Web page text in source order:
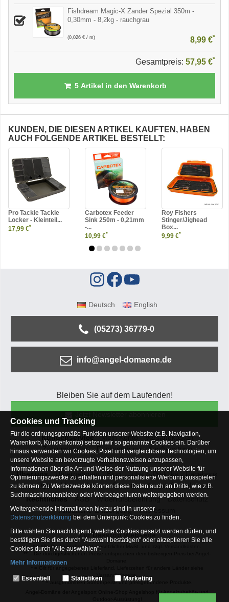
Fishdream Magic-X Zander Spezial 350m -
0,30mm - 8,2kg - rauchgrau
(0,026 € / m) 8,99 €*
Gesamtpreis: 57,95 €*
5Artikel in den Warenkorb
KUNDEN, DIE DIESEN ARTIKEL KAUFTEN, HABEN
AUCH FOLGENDE ARTIKEL BESTELLT:
Pro Tackle Tackle
Locker - Kleinteil...
17,99 €*
Carbotex Feeder
Sink 250m - 0,21mm
-...
10,99 €*
Roy Fishers
Stinger/Jighead
Box...
9,99 €*
Deutsch English
(05273) 36779-0
info@angel-domaene.de
Bleiben Sie auf dem Laufenden!
Kundenservice Mein Konto
Versandkosten
Zahlungsarten
Rücksendung
Kaufberatung
Häufige Fragen
Über uns
Unternehmen Blog Jobs & Praktika
Facebook
Osterfeldsee
Archiv Sitemap
Kontaktformular
Rechtliches
AGB Widerrufsbelehrung
Datenschutz
Altbatterie-Entsorgung
Impressum
Zur Desktop Webseite
* = Alle Preisangaben inkl. gesetzlicher MwSt. und zzgl.
Versandinfoseite.
2= ausgenommen Sonderpeise und preisgebundene Produkte.
Cookies und Tracking
Für die ordnungsgemäße Funktion unserer Website (z.B. Navigation,
Warenkorb, Kundenkonto) setzen wir so genannte Cookies ein. Darüber
hinaus verwenden wir Cookies, Pixel und vergleichbare Technologien, um
unsere Website an bevorzugte Verhaltensweisen anzupassen,
Informationen über die Art und Weise der Nutzung unserer Website für
Optimierungszwecke zu erhalten und personalisierte Werbung ausspielen
zu können. Zu Werbezwecke können diese Daten auch an Dritte, wie z.B.
Suchmaschinenanbieter oder Werbeagenturen weitergegeben werden.
Weitergehende Informationen hierzu sind in unserer
Datenschutzerklärung bei dem Unterpunkt Cookies zu finden.
Bitte wählen Sie nachfolgend, welche Cookies gesetzt werden dürfen, und
bestätigen Sie dies durch "Auswahl bestätigen" oder akzeptieren Sie alle
Cookies durch "Alle auswählen":
Mehr Informationen
Essentiell
Essentiell Statistiken Marketing